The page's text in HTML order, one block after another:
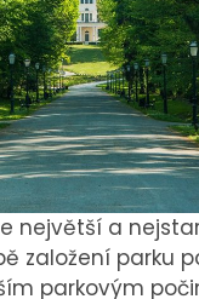
největší a
založení parku
parkovým